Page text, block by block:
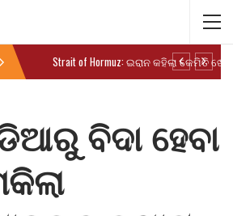
ବିଦା ହେବା